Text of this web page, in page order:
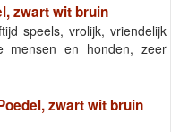
zwart wit bruin
speels, vrolijk, vriendelijk
mensen en honden, zeer
zwart wit bruin